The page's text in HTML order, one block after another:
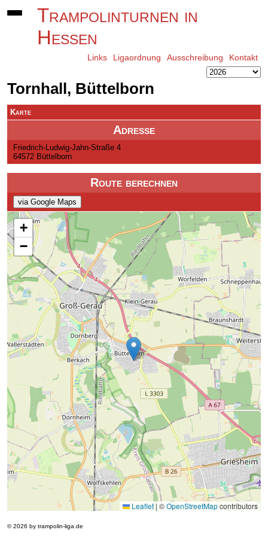
Trampolinturnen in
Hessen
Links Ligaordnung Ausschreibung Kontakt
Tornhall, Büttelborn
Adresse
Friedrich-Ludwig-Jahn-Straße 4
64572 Büttelborn
Route berechnen
via Google Maps
Karte
+
−
Leaflet | ©OpenStreetMapcontributors
© 2026 by trampolin-liga.de